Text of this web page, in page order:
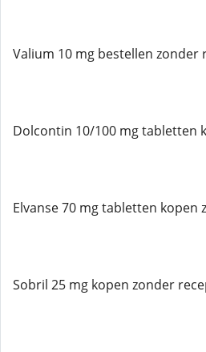
Valium 10 mg bestellen zonder
Dolcontin 10/100 mg tabletten
Elvanse 70 mg tabletten kopen
Sobril 25 mg kopen zonder